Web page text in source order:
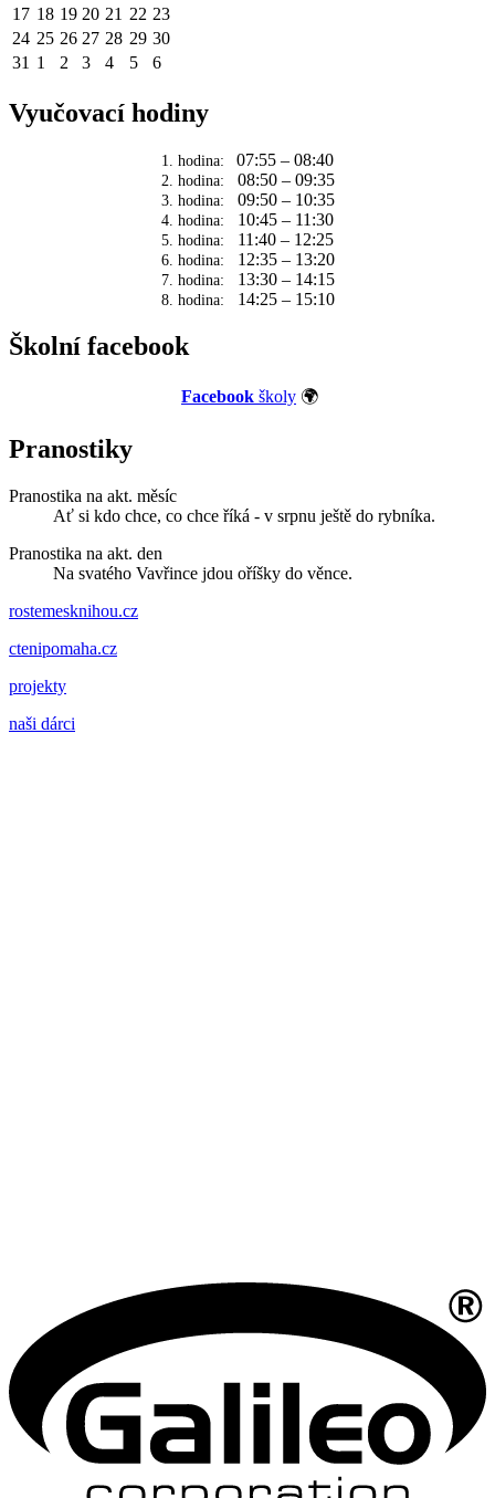
17 18 19 20 21 22 23
24 25 26 27 28 29 30
31 1 2 3 4 5 6
Vyučovací hodiny
1. hodina: 07:55 – 08:40
2. hodina: 08:50 – 09:35
3. hodina: 09:50 – 10:35
4. hodina: 10:45 – 11:30
5. hodina: 11:40 – 12:25
6. hodina: 12:35 – 13:20
7. hodina: 13:30 – 14:15
8. hodina: 14:25 – 15:10
Školní facebook
Facebook školy 🌍
Pranostiky
Pranostika na akt. měsíc
Ať si kdo chce, co chce říká - v srpnu ještě do rybníka.
Pranostika na akt. den
Na svatého Vavřince jdou oříšky do věnce.
rostemesknihou.cz
ctenipomaha.cz
projekty
naši dárci